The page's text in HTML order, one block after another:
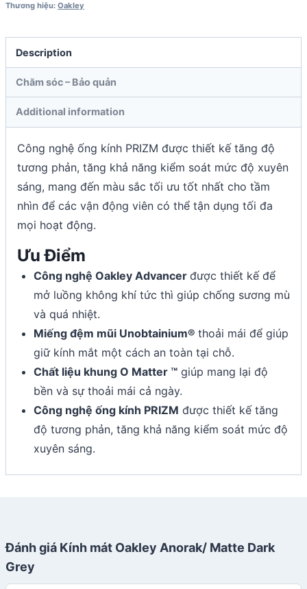
Thương hiệu: Oakley
Description
Chăm sóc – Bảo quản
Additional information
Công nghệ ống kính PRIZM được thiết kế tăng độ
tương phản, tăng khả năng kiểm soát mức độ xuyên
sáng, mang đến màu sắc tối ưu tốt nhất cho tầm
nhìn để các vận động viên có thể tận dụng tối đa
mọi hoạt động.
Ưu Điểm
Công nghệ Oakley Advancer được thiết kế để
mở luồng không khí tức thì giúp chống sương mù
và quá nhiệt.
Miếng đệm mũi Unobtainium® thoải mái để giúp
giữ kính mắt một cách an toàn tại chỗ.
Chất liệu khung O Matter ™ giúp mang lại độ
bền và sự thoải mái cả ngày.
Công nghệ ống kính PRIZM được thiết kế tăng
độ tương phản, tăng khả năng kiểm soát mức độ
xuyên sáng.
Đánh giá Kính mát Oakley Anorak/ Matte Dark
Grey